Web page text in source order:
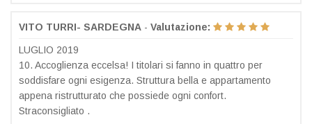
VITO TURRI- SARDEGNA - Valutazione:
LUGLIO 2019
10. Accoglienza eccelsa! I titolari si fanno in quattro per
soddisfare ogni esigenza. Struttura bella e appartamento
appena ristrutturato che possiede ogni confort.
Straconsigliato .